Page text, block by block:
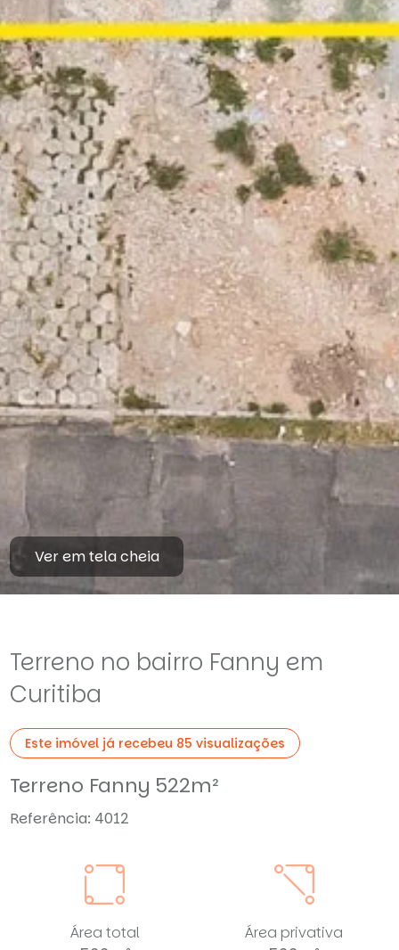
Ver em tela cheia
Terreno no bairro Fanny em
Curitiba
Este imóvel já recebeu 85 visualizações
Terreno Fanny 522m²
Referência: 4012
Área total Área privativa